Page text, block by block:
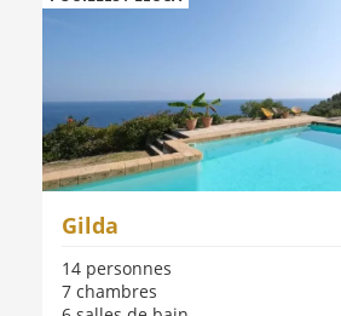
Gilda
14 personnes
7 chambres